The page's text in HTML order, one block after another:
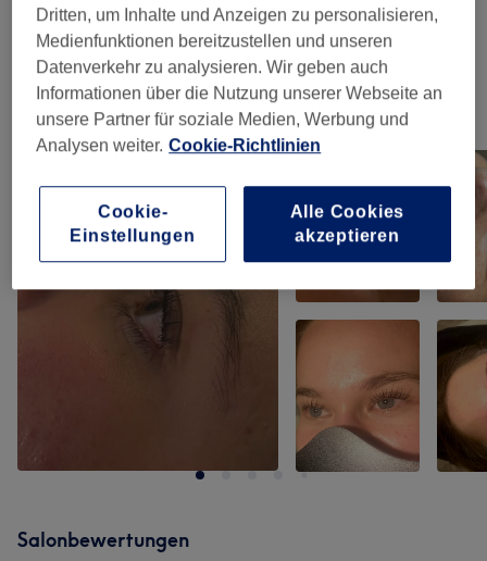
Damen Waxing (14 ) ab 9 €
Unsere Arbeit
Bild anklicken für weitere Details
Salonbewertungen
Dritten, um Inhalte und Anzeigen zu personalisieren,
Medienfunktionen bereitzustellen und unseren
Datenverkehr zu analysieren. Wir geben auch
Informationen über die Nutzung unserer Webseite an
unsere Partner für soziale Medien, Werbung und
Analysen weiter. Cookie-Richtlinien
Cookie-
Einstellungen
Alle Cookies
akzeptieren